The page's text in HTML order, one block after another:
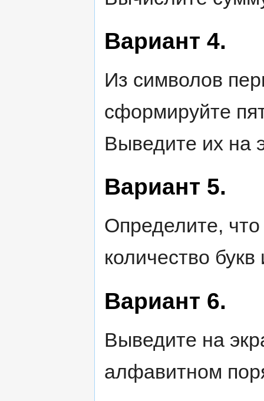
Вариант 4.
Из символов
сформируйте
Выведите их на
Вариант 5.
Определите,
количество
Вариант 6.
Выведите на
алфавитном